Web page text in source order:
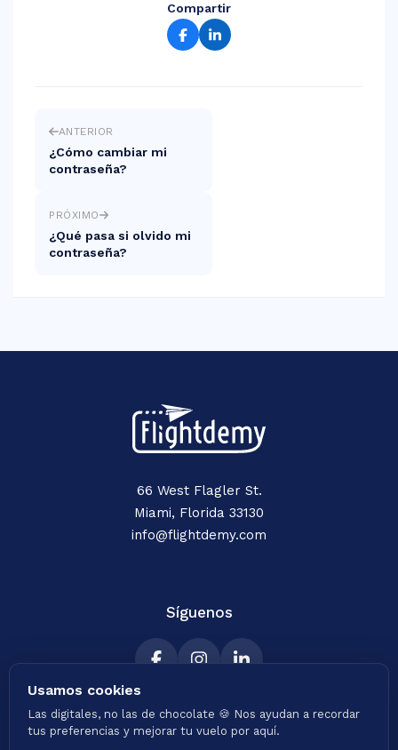
Usamos cookies
Las digitales, no las de chocolate 🍪 Nos ayudan a recordar
tus preferencias y mejorar tu vuelo por aquí.
Compartir
ANTERIOR
¿Cómo cambiar mi
contraseña?
PRÓXIMO
¿Qué pasa si olvido mi
contraseña?
66 West Flagler St.
Miami, Florida 33130
info@flightdemy.com
Síguenos